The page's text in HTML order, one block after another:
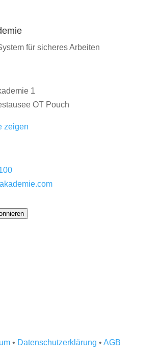
für sicheres Arbeiten
1
OT Pouch
zeigen
• Datenschutzerklärung •AGB